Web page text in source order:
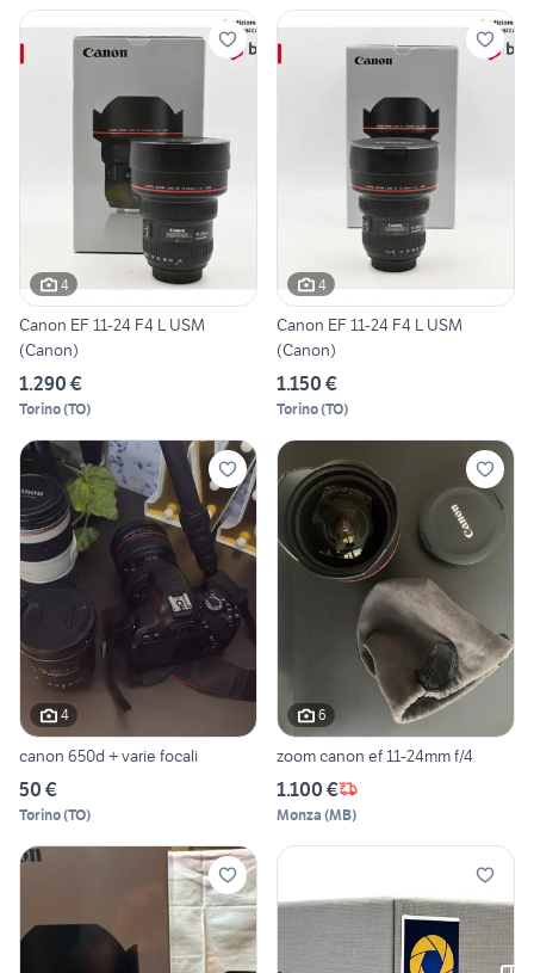
4
Canon EF 11-24 F4 L USM
(Canon)
1.290 €
Torino(TO)
4
Canon EF 11-24 F4 L USM
(Canon)
1.150 €
Torino(TO)
4
canon 650d + varie focali
50 €
Torino(TO)
6
zoom canon ef 11-24mm f/4
1.100 €
Monza (MB)